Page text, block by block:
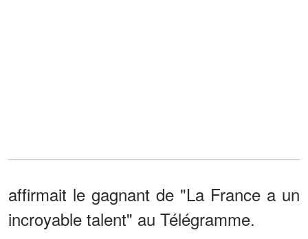
affirmait le gagnant de "La France a un
incroyable talent" au Télégramme.